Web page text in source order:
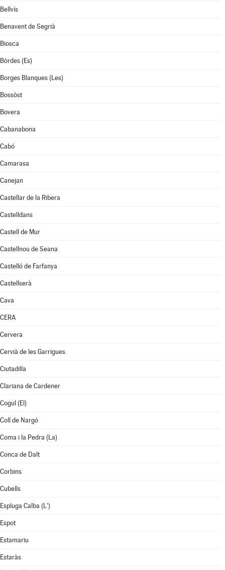
Bellvís
Benavent de Segrià
Biosca
Bòrdes (Es)
Borges Blanques (Les)
Bossòst
Bovera
Cabanabona
Cabó
Camarasa
Canejan
Castellar de la Ribera
Castelldans
Castell de Mur
Castellnou de Seana
Castelló de Farfanya
Castellserà
Cava
CERA
Cervera
Cervià de les Garrigues
Ciutadilla
Clariana de Cardener
Cogul (El)
Coll de Nargó
Coma i la Pedra (La)
Conca de Dalt
Corbins
Cubells
Espluga Calba (L')
Espot
Estamariu
Estaràs